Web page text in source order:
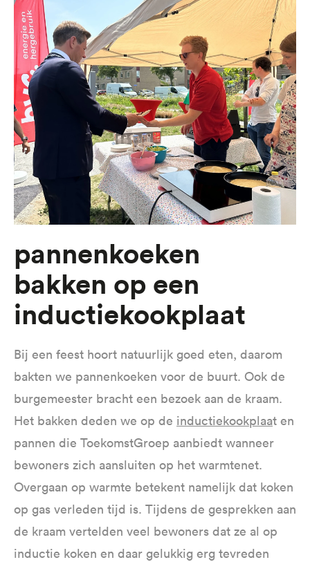
Pannenkoeken
bakken op een
inductiekookplaat
Bij een feest hoort natuurlijk goed eten, daarom
bakten we pannenkoeken voor de buurt. Ook de
burgemeester bracht een bezoek aan de kraam.
Het bakken deden we op de inductiekookplaat en
pannen die ToekomstGroep aanbiedt wanneer
bewoners zich aansluiten op het warmtenet.
Overgaan op warmte betekent namelijk dat koken
op gas verleden tijd is. Tijdens de gesprekken aan
de kraam vertelden veel bewoners dat ze al op
inductie koken en daar gelukkig erg tevreden